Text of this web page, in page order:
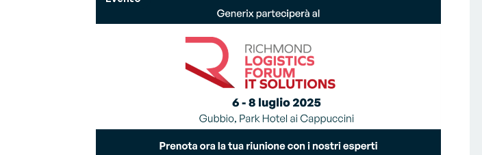
Ottimizza i trasporti e riduci la
Vendor Managed Inventory –
VMI
Costruisci una supply chain
snella ed efficiente
Chi siamo
La parola all'esperto
esperti sulle sfide e sulle soluzioni del settore